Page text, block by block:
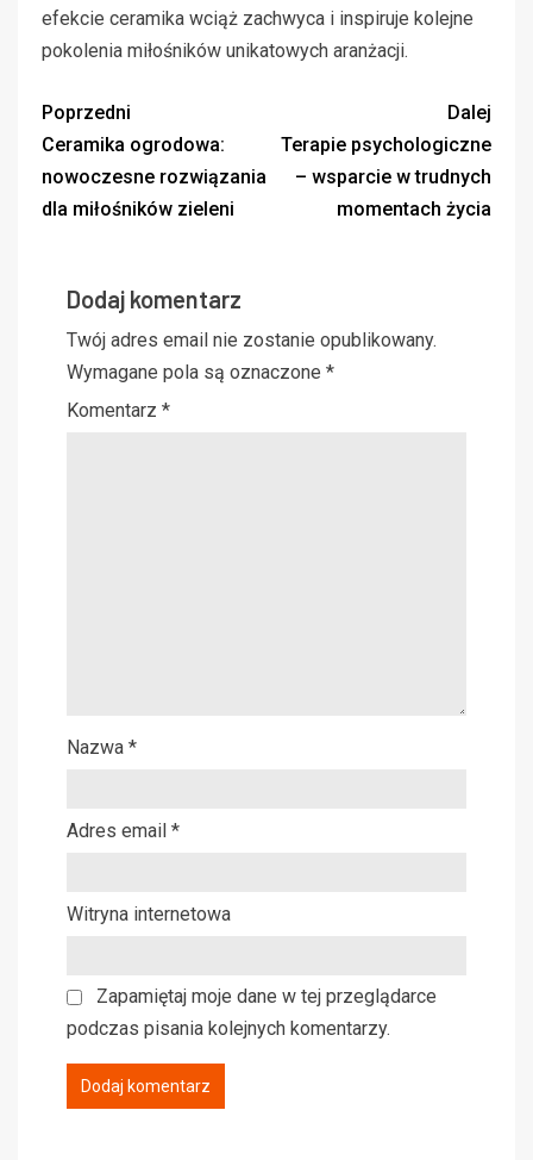
efekcie ceramika wciąż zachwyca i inspiruje kolejne
pokolenia miłośników unikatowych aranżacji.
Poprzedni
Ceramika ogrodowa:
nowoczesne rozwiązania
dla miłośników zieleni
Dalej
Terapie psychologiczne
– wsparcie w trudnych
momentach życia
Dodaj komentarz
Twój adres email nie zostanie opublikowany.
Wymagane pola są oznaczone *
Komentarz *
Nazwa *
Adres email *
Witryna internetowa
Zapamiętaj moje dane w tej przeglądarce
podczas pisania kolejnych komentarzy.